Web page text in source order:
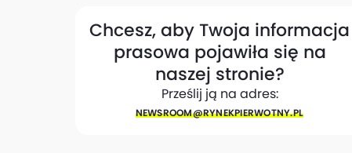
Chcesz, aby Twoja informacja
prasowa pojawiła się na
naszej stronie?
Prześlij ją na adres:
NEWSROOM@​RYNEKPIERWOTNY.PL